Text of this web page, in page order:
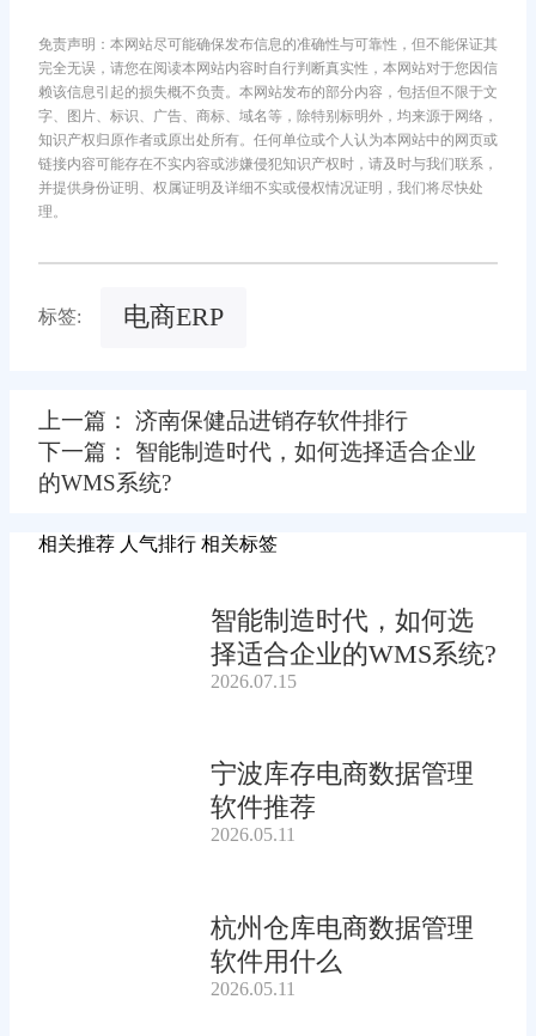
免责声明：本网站尽可能确保发布信息的准确性与可靠性，但不能保证其
完全无误，请您在阅读本网站内容时自行判断真实性，本网站对于您因信
赖该信息引起的损失概不负责。本网站发布的部分内容，包括但不限于文
字、图片、标识、广告、商标、域名等，除特别标明外，均来源于网络，
知识产权归原作者或原出处所有。任何单位或个人认为本网站中的网页或
链接内容可能存在不实内容或涉嫌侵犯知识产权时，请及时与我们联系，
并提供身份证明、权属证明及详细不实或侵权情况证明，我们将尽快处
理。
标签: 电商ERP
上一篇： 济南保健品进销存软件排行
下一篇： 智能制造时代，如何选择适合企业
的WMS系统?
相关推荐 人气排行 相关标签
智能制造时代，如何选
择适合企业的WMS系统?
2026.07.15
宁波库存电商数据管理
软件推荐
2026.05.11
杭州仓库电商数据管理
软件用什么
2026.05.11